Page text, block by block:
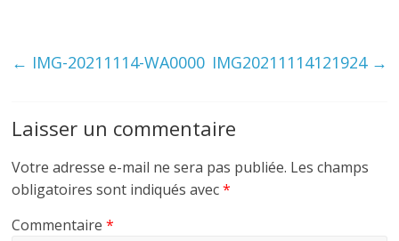
← IMG-20211114-WA0000 IMG20211114121924 →
Laisser un commentaire
Votre adresse e-mail ne sera pas publiée. Les champs
obligatoires sont indiqués avec*
Commentaire*